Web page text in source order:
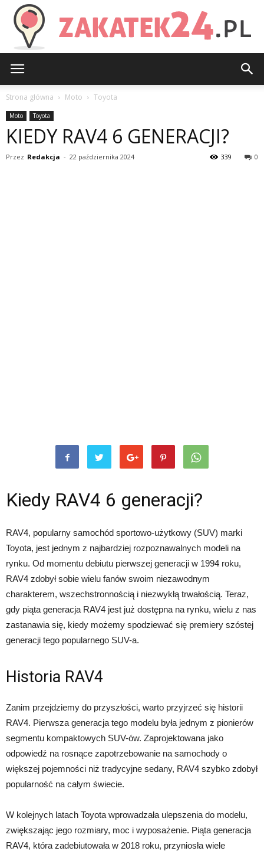
Strona główna Moto Toyota
Moto Toyota
KIEDY RAV4 6 GENERACJI?
Przez Redakcja - 22 października 2024 0
339
Kiedy RAV4 6 generacji?
RAV4, popularny samochód sportowo-użytkowy (SUV) marki
Toyota, jest jednym z najbardziej rozpoznawalnych modeli na
rynku. Od momentu debiutu pierwszej generacji w 1994 roku,
RAV4 zdobył sobie wielu fanów swoim niezawodnym
charakterem, wszechstronnością i niezwykłą trwałością. Teraz,
gdy piąta generacja RAV4 jest już dostępna na rynku, wielu z nas
zastanawia się, kiedy możemy spodziewać się premiery szóstej
generacji tego popularnego SUV-a.
Historia RAV4
Zanim przejdziemy do przyszłości, warto przyjrzeć się historii
RAV4. Pierwsza generacja tego modelu była jednym z pionierów
segmentu kompaktowych SUV-ów. Zaprojektowana jako
odpowiedź na rosnące zapotrzebowanie na samochody o
większej pojemności niż tradycyjne sedany, RAV4 szybko zdobył
popularność na całym świecie.
W kolejnych latach Toyota wprowadzała ulepszenia do modelu,
zwiększając jego rozmiary, moc i wyposażenie. Piąta generacja
RAV4, która zadebiutowała w 2018 roku, przyniosła wiele